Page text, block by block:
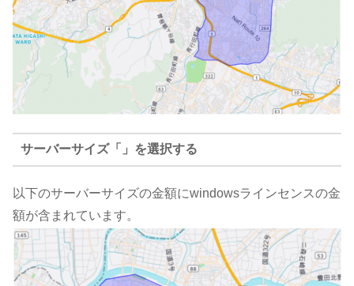
サーバーサイズ「」を選択する
以下のサーバーサイズの金額にwindowsラインセンスの金
額が含まれています。